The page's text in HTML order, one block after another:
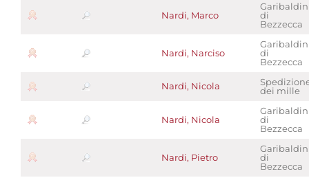
Nardi, Marco
di
Bezzecca
Nardi, Narciso
di
Bezzecca
Nardi, Nicola
dei mille
Nardi, Nicola
di
Bezzecca
Nardi, Pietro
di
Bezzecca